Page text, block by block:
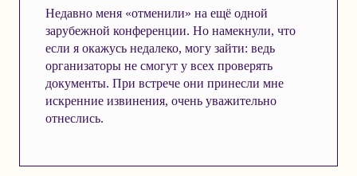
Недавно меня «отменили» на ещё одной
зарубежной конференции. Но намекнули, что
если я окажусь недалеко, могу зайти: ведь
организаторы не смогут у всех проверять
документы. При встрече они принесли мне
искренние извинения, очень уважительно
отнеслись.